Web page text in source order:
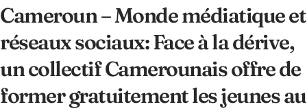
Cameroun – Monde médiatique et
réseaux sociaux: Face à la dérive,
un collectif Camerounais offre de
former gratuitement les jeunes au